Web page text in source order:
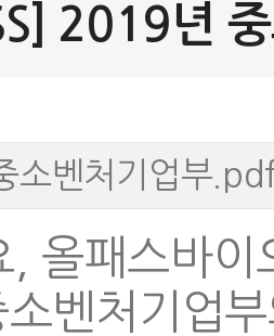
2019년
소벤처기업부
, 올패스바이
벤처기업